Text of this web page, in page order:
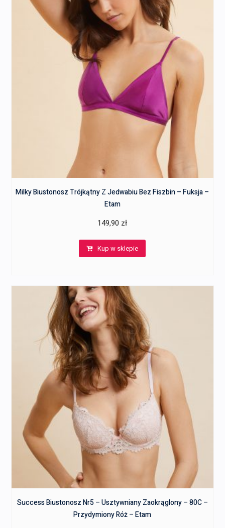
Milky Biustonosz Trójkątny Z Jedwabiu Bez Fiszbin – Fuksja –
Etam
149,90 zł
Kup w sklepie
Success Biustonosz Nr5 – Usztywniany Zaokrąglony – 80C –
Przydymiony Róż – Etam